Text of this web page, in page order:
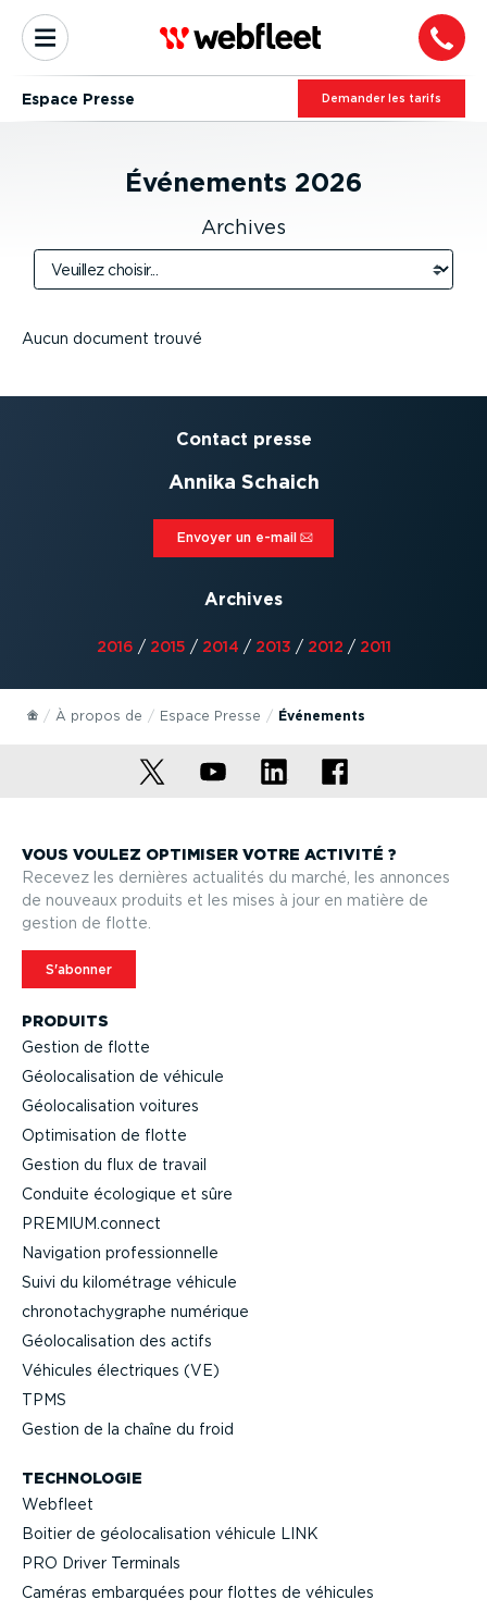
Espace Presse Demander les tarifs
Événements 2026
Archives
Aucun document trouvé
Contact presse
Annika Schaich
Envoyer un e-mail⁠
Archives
2016 / 2015 / 2014 / 2013 / 2012 / 2011
À propos de Espace Presse Événements
PRODUITS
Gestion de flotte
Géolo­ca­li­sation de véhicule
Géolo­ca­li­sation voitures
Optimi­sation de flotte
Gestion du flux de travail
Conduite écologique et sûre
PREMIUM.connect
Navigation profes­sion­nelle
Suivi du kilométrage véhicule
chrono­ta­chy­graphe numérique
Géolo­ca­li­sation des actifs
Véhicules électriques (VE)
TPMS
Gestion de la chaîne du froid
TECHNOLOGIE
Webfleet
Boitier de géolo­ca­li­sation véhicule LINK
PRO Driver Terminals
Caméras embarquées pour flottes de véhicules
VOUS VOULEZ OPTIMISER VOTRE ACTIVITÉ ?
Recevez les dernières actualités du marché, les annonces
de nouveaux produits et les mises à jour en matière de
gestion de flotte.
S'abonner